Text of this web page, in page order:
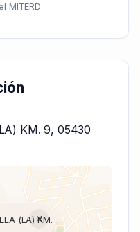
MITERD
KM. 9, 05430
(LA) KM.
×